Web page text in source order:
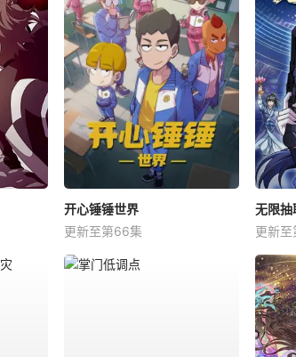
开心锤锤世界
更新至第66集
更新